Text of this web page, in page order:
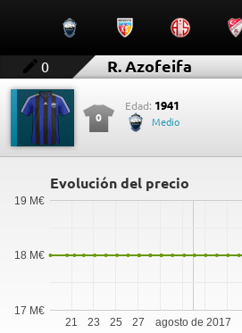
0 R. Azofeifa
0
Edad: 1941
Medio
Evolución del precio
agosto de 2017
21 23 25 27
17 M€
18 M€
19 M€